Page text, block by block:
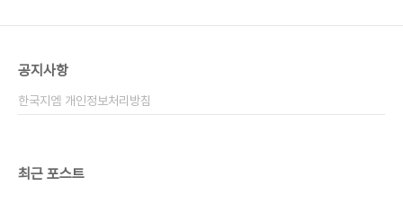
공지사항
한국지엠 개인정보처리방침
최근 포스트